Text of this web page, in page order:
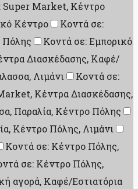
Super Market, Κέντρο
Κέντρο
Κοντά σε:
Πόλης
Κοντά σε: Εμπορικό
Διασκέδασης, Καφέ/
Λιμάνι
Κοντά σε:
Κέντρα Διασκέδασης,
Παραλία, Κέντρο Πόλης
Κέντρο Πόλης, Λιμάνι
Κοντά σε: Κέντρο Πόλης,
σε: Κέντρο Πόλης,
αγορά, Καφέ/Εστιατόρια